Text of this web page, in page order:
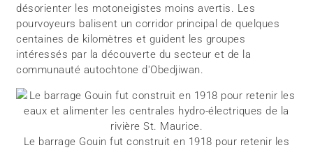
désorienter les motoneigistes moins avertis. Les
pourvoyeurs balisent un corridor principal de quelques
centaines de kilomètres et guident les groupes
intéressés par la découverte du secteur et de la
communauté autochtone d'Obedjiwan.
Le barrage Gouin fut construit en 1918 pour retenir les